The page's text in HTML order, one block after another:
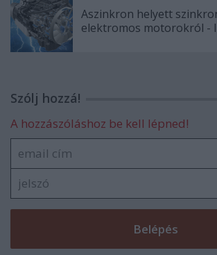
Aszinkron helyett
elektromos motorokról -
Szólj hozzá!
A hozzászóláshoz be kell lépned!